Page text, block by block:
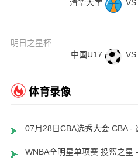
清华大学
VS
明日之星杯
中国U17
VS
体育录像
07月28日CBA选秀大会 CBA -
WNBA全明星单项赛 投篮之星